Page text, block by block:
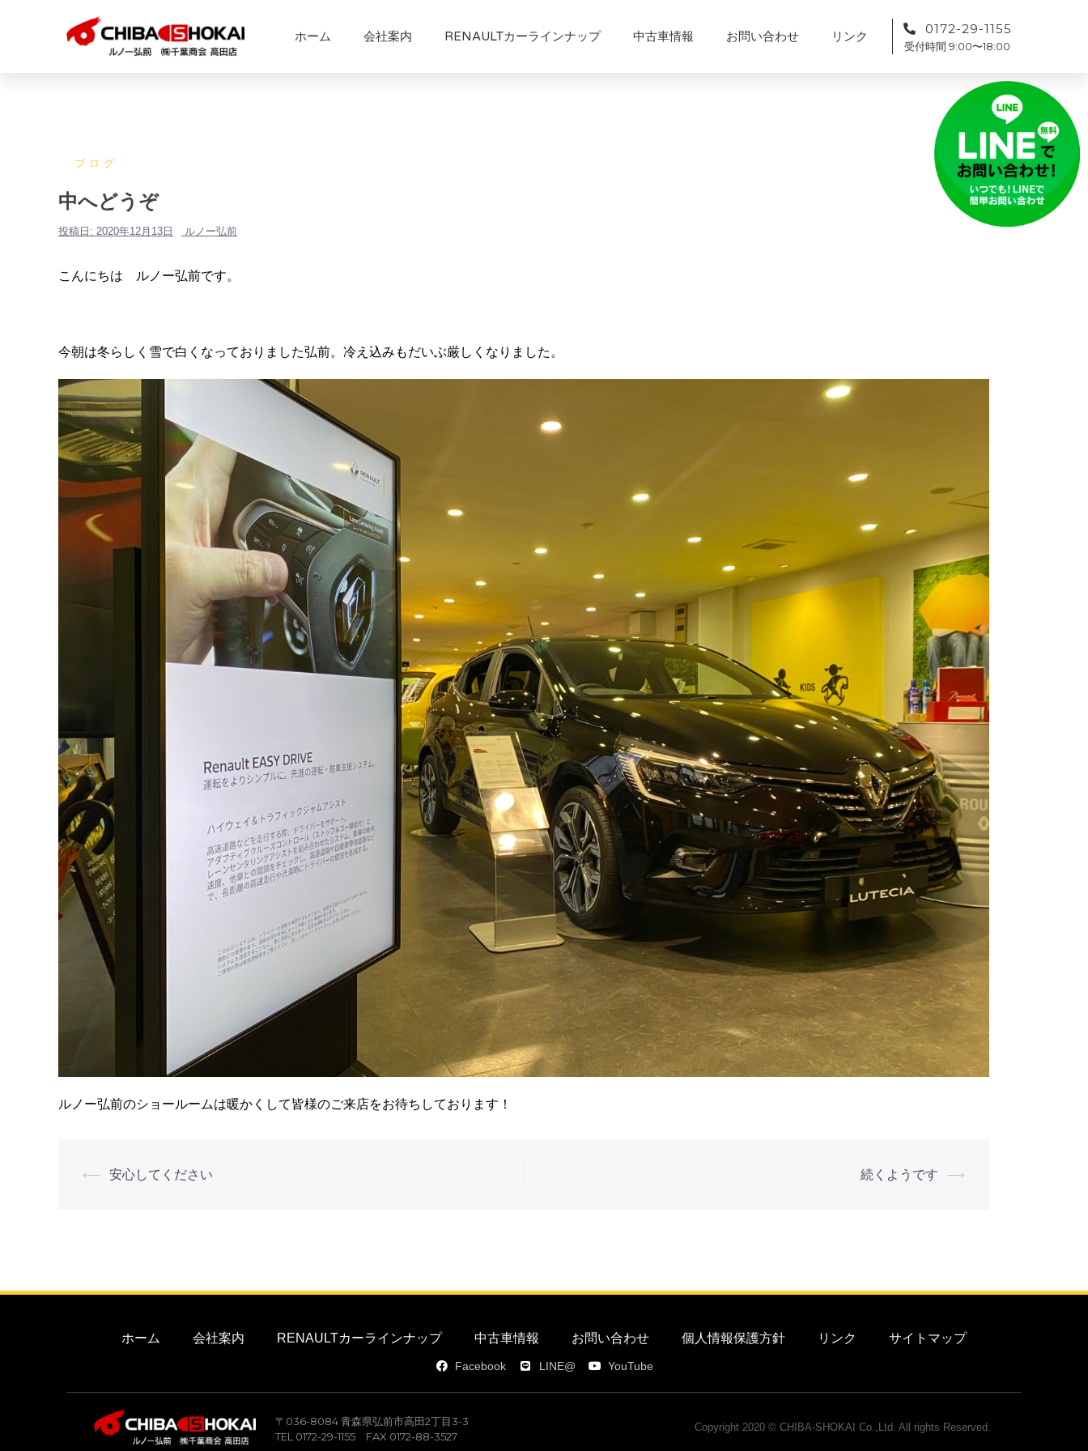
ホーム 会社案内 RENAULTカーラインナップ 中古車情報 お問い合わせ リンク 0172-29-1155
受付時間 9:00〜18:00
ブログ
中へどうぞ
投稿日: 2020年12月13日 ルノー弘前
こんにちは ルノー弘前です。
今朝は冬らしく雪で白くなっておりました弘前。冷え込みもだいぶ厳しくなりました。
ルノー弘前のショールームは暖かくして皆様のご来店をお待ちしております！
⟵ 安心してください 続くようです ⟶
ホーム 会社案内 RENAULTカーラインナップ 中古車情報 お問い合わせ 個人情報保護方針 リンク サイトマップ
Facebook LINE@ YouTube
〒036-8084 青森県弘前市高田2丁目3-3
TEL 0172-29-1155 FAX 0172-88-3527
Copyright 2020 © CHIBA-SHOKAI Co.,Ltd. All rights Reserved.